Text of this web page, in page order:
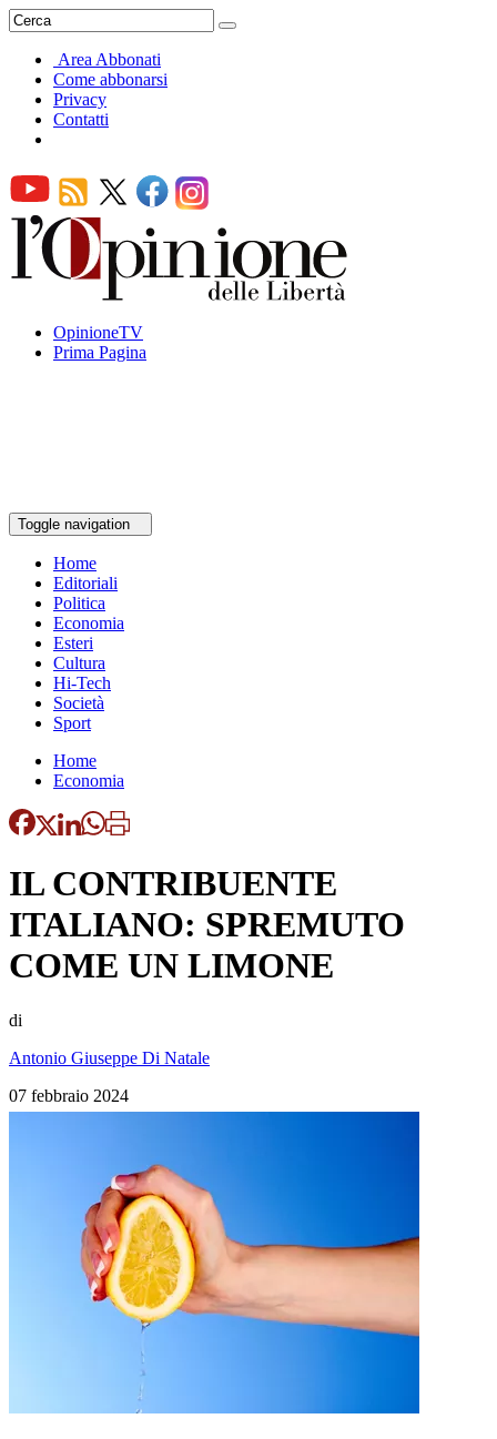
Area Abbonati
Come abbonarsi
Privacy
Contatti
OpinioneTV
Prima Pagina
Toggle navigation
Home
Editoriali
Politica
Economia
Esteri
Cultura
Hi-Tech
Società
Sport
Home
Economia
IL CONTRIBUENTE
ITALIANO: SPREMUTO
COME UN LIMONE
di
Antonio Giuseppe Di Natale
07 febbraio 2024